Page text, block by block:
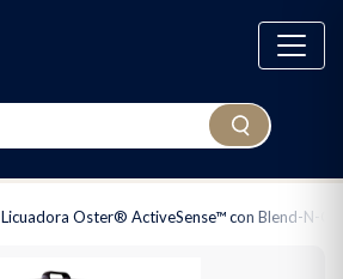
Licuadora Oster® ActiveSense™ con Blend-N-